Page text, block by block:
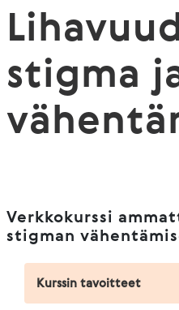
stigma
Verkkokurssi
stigman
Kurssin tavoitteet